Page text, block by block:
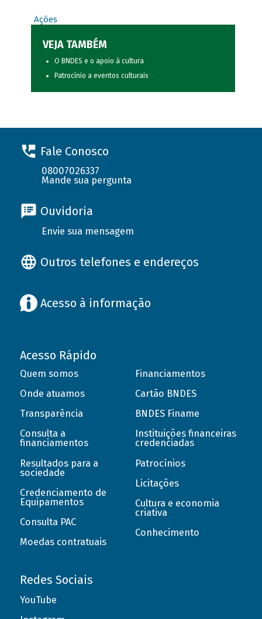
Ações
VEJA TAMBÉM
O BNDES e o apoio à cultura
Patrocínio a eventos culturais
Fale Conosco
08007026337
Mande sua pergunta
Ouvidoria
Envie sua mensagem
Outros telefones e endereços
Acesso à informação
Acesso Rápido
Quem somos
Onde atuamos
Transparência
Consulta a
financiamentos
Resultados para a
sociedade
Credenciamento de
Equipamentos
Consulta PAC
Moedas contratuais
Financiamentos
Cartão BNDES
BNDES Finame
Instituições financeiras
credenciadas
Patrocínios
Licitações
Cultura e economia
criativa
Conhecimento
Redes Sociais
YouTube